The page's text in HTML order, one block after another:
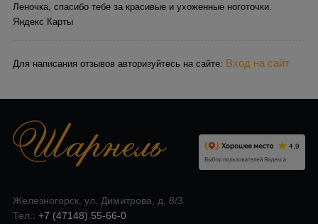
Леночка, спасибо тебе за красивые и ухоженные ноготочки.
Яндекс Карты
Для написания отзывов авторизуйтесь на сайте: Вход на сайт
Железногорск, ул. Димитрова, д. 8/3
Тел.: +7 (47148) 55-66-0